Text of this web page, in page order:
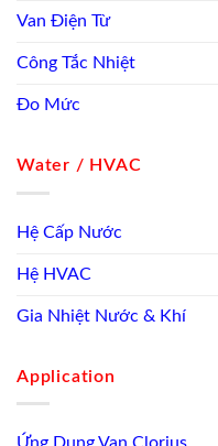
Van Điện Từ
Công Tắc Nhiệt
Đo Mức
Water / HVAC
Hệ Cấp Nước
Hệ HVAC
Gia Nhiệt Nước & Khí
Application